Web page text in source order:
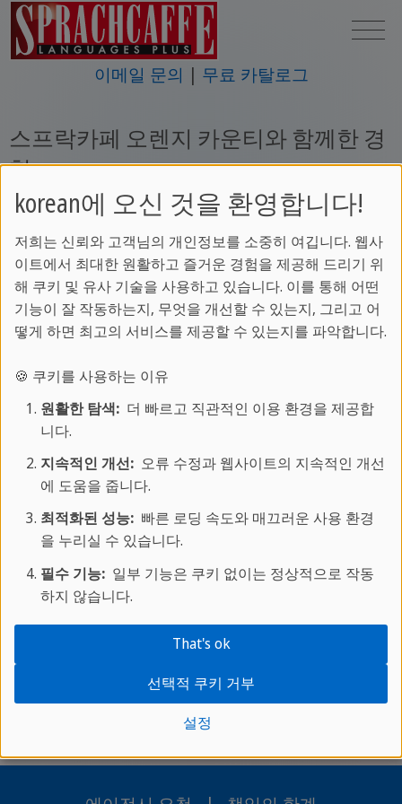
이메일 문의 무료 카탈로그
스프락카페 오렌지 카운티와 함께한 경
험
안녕하세요, 저의 이름은 브라질에서 온 히카르도라
고 해요. 스프락카페 오렌지 카운티에서의 시간은
정말 즐거웠습니다. 다른 무엇보다 선생님들이 아주
친절했기 때문입니다. 이곳에서 저의 목적을 모두
달성할 수 있었어요. 또한 영어실력을 향상시키고,
새로운 친구들을 만나며 전 세계에서 온 많은 사람
들을 알아갈 수 있었죠. 47살인 저도 모든 세대의 영
어학습자들에게 이 학교를 추천합니다. 감사합니다!
히카르도원문으로 읽어보기
성인 어학연수 / 성인 어학 코스
영어
korean에 오신 것을 환영합니다!
저희는 신뢰와 고객님의 개인정보를 소중히 여깁니다. 웹사
이트에서 최대한 원활하고 즐거운 경험을 제공해 드리기 위
해 쿠키 및 유사 기술을 사용하고 있습니다. 이를 통해 어떤
기능이 잘 작동하는지, 무엇을 개선할 수 있는지, 그리고 어
떻게 하면 최고의 서비스를 제공할 수 있는지를 파악합니다.
🍪 쿠키를 사용하는 이유
원활한 탐색:더 빠르고 직관적인 이용 환경을 제공합
니다.
지속적인 개선:오류 수정과 웹사이트의 지속적인 개선
에 도움을 줍니다.
최적화된 성능:빠른 로딩 속도와 매끄러운 사용 환경
을 누리실 수 있습니다.
필수 기능:일부 기능은 쿠키 없이는 정상적으로 작동
하지 않습니다.
설정
선택적 쿠키 거부
That's ok